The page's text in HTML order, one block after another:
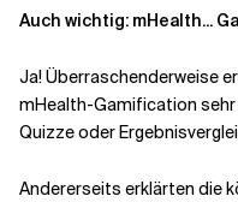
Auch wichtig: mHealth...
Ja! Überraschenderweise
mHealth-Gamification
Quizze oder
Andererseits erklärten die